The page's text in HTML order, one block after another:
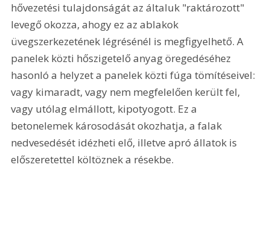
hővezetési tulajdonságát az általuk "raktározott"
levegő okozza, ahogy ez az ablakok
üvegszerkezetének légrésénél is megfigyelhető. A
panelek közti hőszigetelő anyag öregedéséhez
hasonló a helyzet a panelek közti fúga tömítéseivel:
vagy kimaradt, vagy nem megfelelően került fel,
vagy utólag elmállott, kipotyogott. Ez a
betonelemek károsodását okozhatja, a falak
nedvesedését idézheti elő, illetve apró állatok is
előszeretettel költöznek a résekbe.